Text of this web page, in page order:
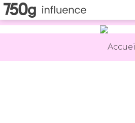
Accueil